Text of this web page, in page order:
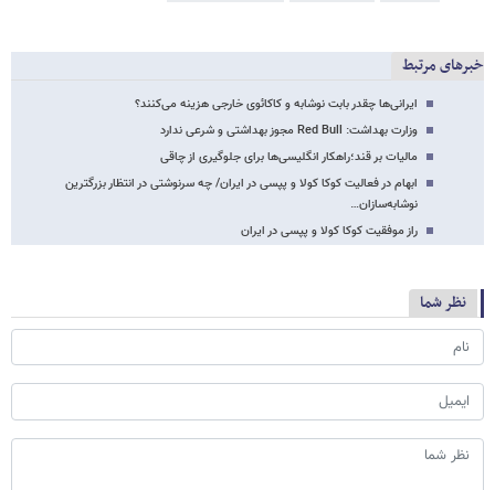
خبرهای مرتبط
ایرانی‌ها چقدر بابت نوشابه و کاکائوی خارجی هزینه می‌کنند؟
وزارت بهداشت: Red Bull مجوز بهداشتی و شرعی ندارد
مالیات بر قند؛راهکار انگلیسی‌ها برای جلوگیری از چاقی
ابهام در فعالیت کوکا کولا و پپسی در ایران/ چه سرنوشتی در انتظار بزرگترین
نوشابه‌سازان…
راز موفقیت کوکا کولا و پپسی در ایران
نظر شما